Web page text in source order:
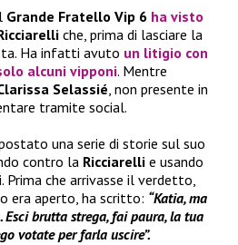
Grande Fratello Vip 6 ha visto
che, prima di lasciare la
Ha infatti avuto un litigio con
alcuni vipponi. Mentre
Selassié, non presente in
tramite social.
una serie di storie sul suo
contro la Ricciarelli e usando
che arrivasse il verdetto,
era aperto, ha scritto: “Katia, ma
brutta strega, fai paura, la tua
votate per farla uscire”.